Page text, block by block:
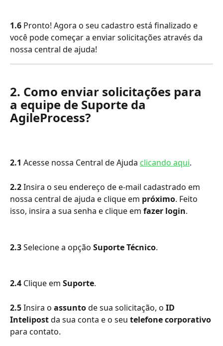
1.6 Pronto! Agora o seu cadastro está finalizado e
você pode começar a enviar solicitações através da
nossa central de ajuda!
2. Como enviar solicitações para
a equipe de Suporte da
AgileProcess?
2.1 Acesse nossa Central de Ajuda clicando aqui.
2.2 Insira o seu endereço de e-mail cadastrado em
nossa central de ajuda e clique em próximo. Feito
isso, insira a sua senha e clique em fazer login.
2.3 Selecione a opção Suporte Técnico.
2.4 Clique em Suporte.
2.5 Insira o assunto de sua solicitação, o ID
Intelipost da sua conta e o seu telefone corporativo
para contato.